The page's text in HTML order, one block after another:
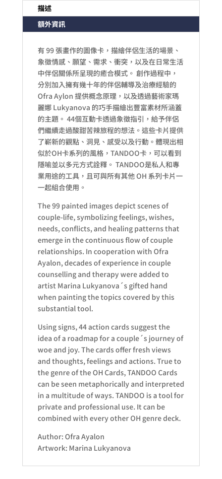
描述
額外資訊
有 99 張畫作的圖像卡，描繪伴侶生活的場景、
象徵情感、願望、需求、衝突，以及在日常生活
中伴侶關係所呈現的癒合模式。 創作過程中，
分別加入擁有幾十年的伴侶輔導及治療經驗的
Ofra Aylon 提供概念原理，以及透過藝術家瑪
麗娜 Lukyanova 的巧手描繪出豐富素材所涵蓋
的主題。 44個互動卡透過象徵指引，給予伴侶
們繼續走過酸甜苦辣旅程的想法。這些卡片提供
了嶄新的觀點、洞見、感受以及行動。體現出相
似於OH卡系列的風格，TANDOO卡，可以看到
隱喻並以多元方式詮釋。 TANDOO是私人和專
業用途的工具，且可與所有其他 OH 系列卡片一
一起組合使用。
The 99 painted images depict scenes of
couple-life, symbolizing feelings, wishes,
needs, conflicts, and healing patterns that
emerge in the continuous flow of couple
relationships. In cooperation with Ofra
Ayalon, decades of experience in couple
counselling and therapy were added to
artist Marina Lukyanova´s gifted hand
when painting the topics covered by this
substantial tool.
Using signs, 44 action cards suggest the
idea of a roadmap for a couple´s journey of
woe and joy. The cards offer fresh views
and thoughts, feelings and actions. True to
the genre of the OH Cards, TANDOO Cards
can be seen metaphorically and interpreted
in a multitude of ways. TANDOO is a tool for
private and professional use. It can be
combined with every other OH genre deck.
Author: Ofra Ayalon
Artwork: Marina Lukyanova